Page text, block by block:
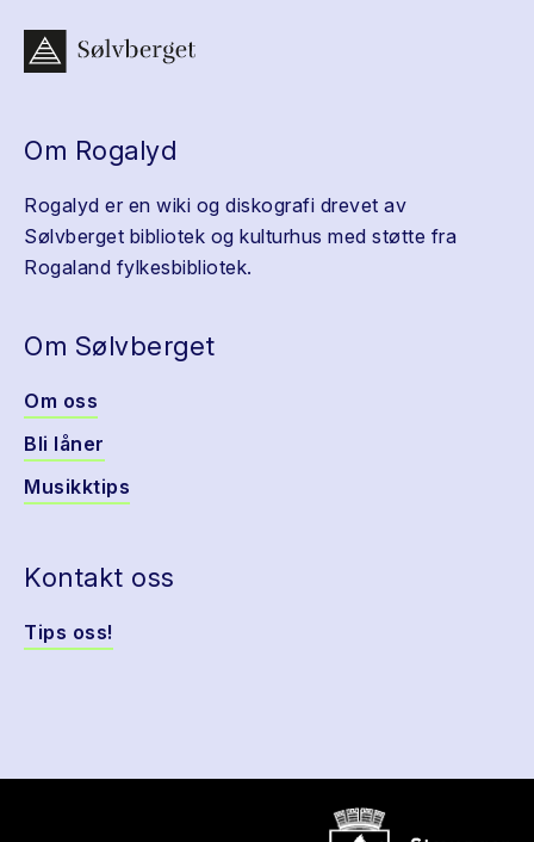
Om Rogalyd
Rogalyd er en wiki og diskografi drevet av
Sølvberget bibliotek og kulturhus med støtte fra
Rogaland fylkesbibliotek.
Om Sølvberget
Om oss
Bli låner
Musikktips
Kontakt oss
Tips oss!